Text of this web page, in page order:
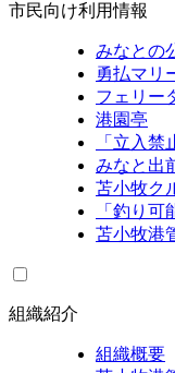
市民向け利用情報
みなとの
勇払マリ
フェリー
港園亭
「立入禁
みなと出
苫小牧ク
「釣り可
苫小牧港
組織紹介
組織概要